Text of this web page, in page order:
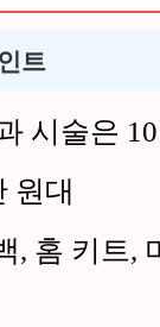
트
시술은
원대
, 홈 키트,